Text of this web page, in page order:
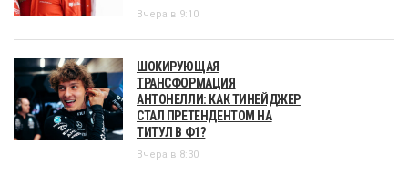
Вчера в 9:10
ШОКИРУЮЩАЯ
ТРАНСФОРМАЦИЯ
АНТОНЕЛЛИ: КАК ТИНЕЙДЖЕР
СТАЛ ПРЕТЕНДЕНТОМ НА
ТИТУЛ В Ф1?
Вчера в 8:30